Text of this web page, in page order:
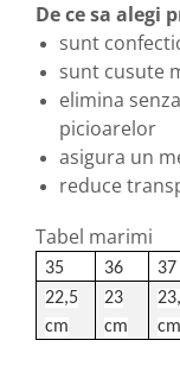
De ce sa alegi
sunt
sunt cusute
elimina
picioarelor
asigura un
reduce
Tabel marimi
35 36 37
22,5
cm
23
cm
cm